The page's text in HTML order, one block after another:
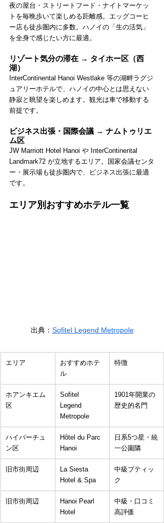
夜の屋台・ストリートフード・ナイトマーケッ
トを毎晩歩いて楽しめる距離感。エッグコーヒ
ー店も徒歩圏内に多数。ハノイの「生の活気」
を全身で感じたい方に最適。
リゾート気分の滞在 → タイホー区（西
湖）
InterContinental Hanoi Westlake 等の湖畔ラグジ
ュアリーホテルで、ハノイの中心とは思えない
静寂と眺望を楽しめます。観光は車で移動する
前提です。
ビジネス出張・国際会議 → ナムトゥリエ
ム区
JW Marriott Hotel Hanoi や InterContinental
Landmark72 が立地するエリア。国家会議センタ
ー・展示場も徒歩圏内で、ビジネス出張に最適
です。
エリア別おすすめホテル一覧
出典： Sofitel Legend Metropole
エリア
おすすめホテ
ル
特徴
ホアンキエム
区
Sofitel
Legend
Metropole
1901年開業の
歴史的名門
ハイバーチュ
ン区
Hôtel du Parc
Hanoi
日系5つ星・統
一公園隣
旧市街周辺
La Siesta
Hotel & Spa
中級ブティッ
ク
旧市街周辺
Hanoi Pearl
Hotel
中級・口コミ
高評価